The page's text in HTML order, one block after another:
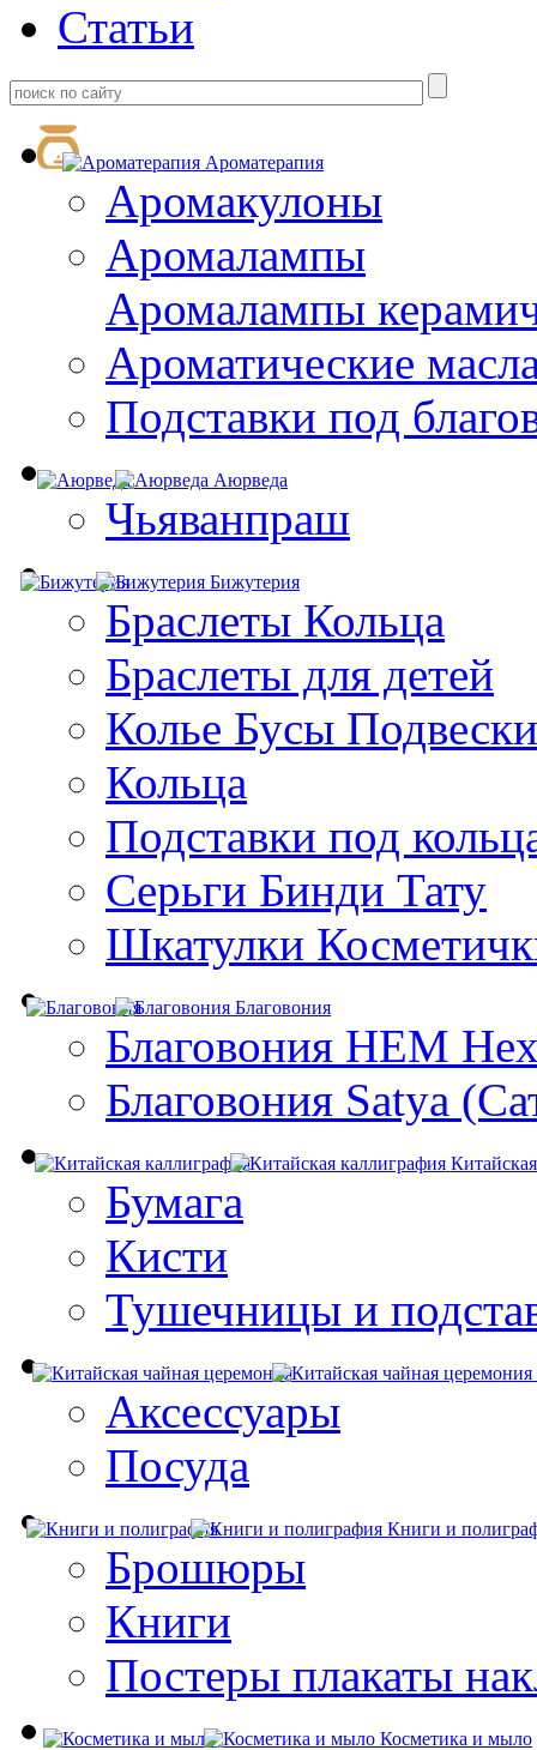
Статьи
Ароматерапия
Аромакулоны
Аромалампы
Aромалампы
Ароматические
Подставки под
Аюрведа
Чьяванпраш
Бижутерия
Браслеты Кольца
Браслеты для детей
Колье Бусы Подвески
Кольца
Подставки под
Серьги Бинди Тату
Шкатулки
Благовония
Благовония HEM
Благовония Satya
Бумага
Кисти
Тушечницы и
Аксессуары
Посуда
Книги и
Брошюры
Книги
Постеры плакаты
Косметика и мыло